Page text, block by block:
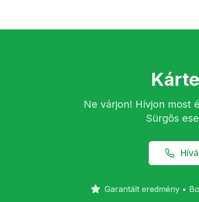
Ne várjon! Hívjon most
Sürgős
Garantált eredmény •